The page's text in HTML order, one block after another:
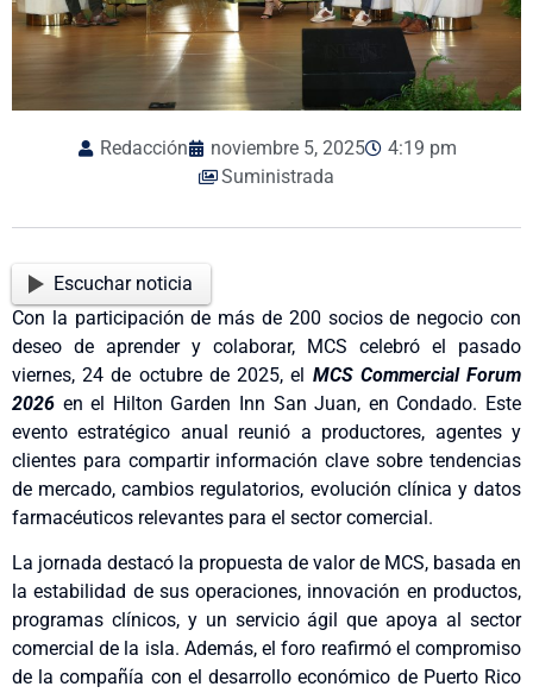
Redacción noviembre 5, 2025
4:19 pm
Suministrada
Escuchar noticia
Con la participación de más de 200 socios de negocio con
deseo de aprender y colaborar, MCS celebró el pasado
viernes, 24 de octubre de 2025, el MCS Commercial Forum
2026 en el Hilton Garden Inn San Juan, en Condado. Este
evento estratégico anual reunió a productores, agentes y
clientes para compartir información clave sobre tendencias
de mercado, cambios regulatorios, evolución clínica y datos
farmacéuticos relevantes para el sector comercial.
La jornada destacó la propuesta de valor de MCS, basada en
la estabilidad de sus operaciones, innovación en productos,
programas clínicos, y un servicio ágil que apoya al sector
comercial de la isla. Además, el foro reafirmó el compromiso
de la compañía con el desarrollo económico de Puerto Rico